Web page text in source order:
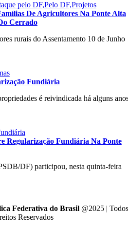
pelo DF,Pelo DF,Projetos
De Agricultores Na Ponte Alta
Cerrado
rurais do Assentamento 10 de Junho
Fundiária
é reivindicada há alguns
Regularização Fundiária Na Ponte
DF) participou, nesta quinta-feira
Federativa do Brasil @2025 | Todos
Reservados